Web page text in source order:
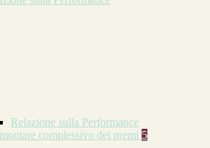
Relazione sulla Performance
complessivo dei premi 5